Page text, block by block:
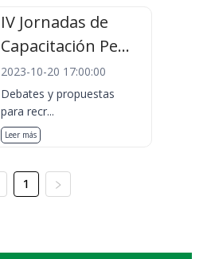
IV Jornadas de
Capacitación Pe...
2023-10-20 17:00:00
Debates y propuestas
para recr...
Leer más
1